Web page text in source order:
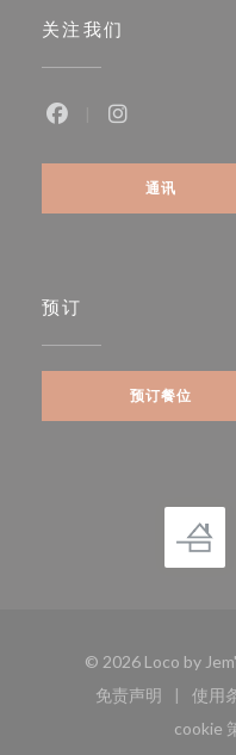
关注我们
通讯
预订
预订餐位
© 2026 Loco by
免责声明
((在新窗口
使用
cookie